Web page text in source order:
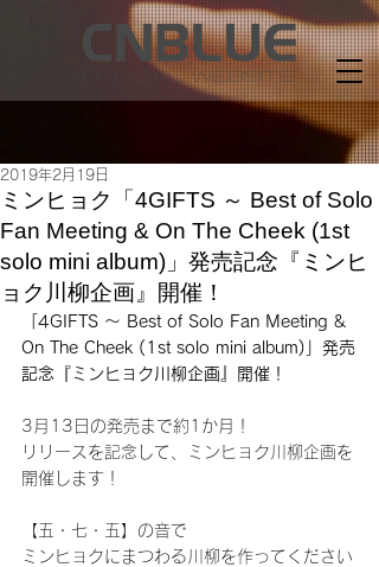
ミンヒョク「4GIFTS ～ Best of Solo
Fan Meeting & On The Cheek (1st
solo mini album)」発売記念『ミンヒ
ョク川柳企画』開催！
2019年2月19日
「4GIFTS ～ Best of Solo Fan Meeting &
On The Cheek (1st solo mini album)」発売
記念『ミンヒョク川柳企画』開催！
3月13日の発売まで約1か月！
リリースを記念して、ミンヒョク川柳企画を
開催します！
【五・七・五】の音で
ミンヒョクにまつわる川柳を作ってください